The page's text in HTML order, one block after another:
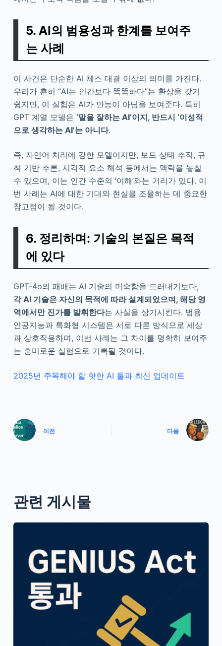
5. AI의 범용성과 한계를 보여주
는 사례
이 사건은 단순한 AI 체스 대결 이상의 의미를 가진다.
우리가 흔히 “AI는 인간보다 똑똑하다”는 환상을 갖기
쉽지만, 이 실험은 AI가 만능이 아님을 보여준다. 특히
GPT 계열 모델은 ‘말을 잘하는 AI’이지, 반드시 ‘이성적
으로 생각하는 AI’는 아니다.
즉, 자연어 처리에 강한 모델이지만, 보드 상태 추적, 규
칙 기반 추론, 시각적 요소 해석 등에서는 맥락을 놓칠
수 있으며, 이는 인간 수준의 ‘이해’와는 거리가 있다. 이
번 사례는 AI에 대한 기대와 현실을 조율하는 데 중요한
참고점이 될 것이다.
6. 정리하며: 기술의 본질은 목적
에 있다
GPT‑4o의 패배는 AI 기술의 미숙함을 드러내기보다,
각 AI 기술은 자신의 목적에 따라 설계되었으며, 해당 영
역에서만 진가를 발휘한다는 사실을 상기시킨다. 범용
인공지능과 특화형 시스템은 서로 다른 방식으로 세상
과 상호작용하며, 이번 사례는 그 차이를 명확히 보여주
는 흥미로운 실험으로 기록될 것이다.
2025년 주목해야 할 핫한 AI 툴과 최신 업데이트
이전 다음
관련 게시물